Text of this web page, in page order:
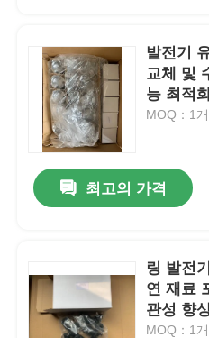
발전기
교체 및
능 최적
MOQ：1
최고의 가격
링 발전
연 재료
관성 향
MOQ：1